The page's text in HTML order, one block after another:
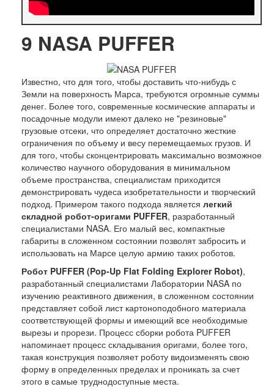
9 NASA PUFFER
Известно, что для того, чтобы доставить что-нибудь с
Земли на поверхность Марса, требуются огромные суммы
денег. Более того, современные космические аппараты и
посадочные модули имеют далеко не "резиновые"
грузовые отсеки, что определяет достаточно жесткие
ограничения по объему и весу перемещаемых грузов. И
для того, чтобы сконцентрировать максимально возможное
количество научного оборудования в минимальном
объеме пространства, специалистам приходится
демонстрировать чудеса изобретательности и творческий
подход. Примером такого подхода является легкий
складной робот-оригами PUFFER, разработанный
специалистами NASA. Его малый вес, компактные
габариты в сложенном состоянии позволят забросить и
использовать на Марсе целую армию таких роботов.
Робот PUFFER (Pop-Up Flat Folding Explorer Robot),
разработанный специалистами Лаборатории NASA по
изучению реактивного движения, в сложенном состоянии
представляет собой лист картоноподобного материала
соответствующей формы и имеющий все необходимые
вырезы и прорези. Процесс сборки робота PUFFER
напоминает процесс складывания оригами, более того,
такая конструкция позволяет роботу видоизменять свою
форму в определенных пределах и проникать за счет
этого в самые труднодоступные места.